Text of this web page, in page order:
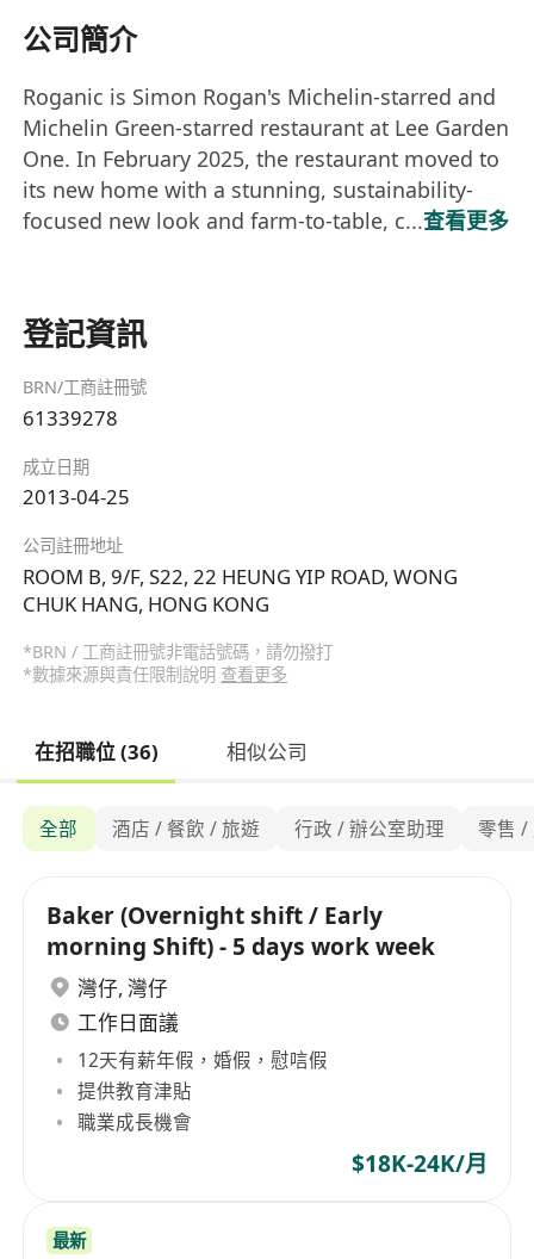
公司簡介
Roganic is Simon Rogan's Michelin-starred and
Michelin Green-starred restaurant at Lee Garden
One. In February 2025, the restaurant moved to
its new home with a stunning, sustainability-
focused new look and farm-to-table, c...查看更多
登記資訊
BRN/工商註冊號
61339278
成立日期
2013-04-25
公司註冊地址
ROOM B, 9/F, S22, 22 HEUNG YIP ROAD, WONG
CHUK HANG, HONG KONG
*BRN / 工商註冊號非電話號碼，請勿撥打
*數據來源與責任限制說明 查看更多
在招職位 (36) 相似公司
全部 酒店 / 餐飲 / 旅遊 行政 / 辦公室助理 零售 /
Baker (Overnight shift / Early
morning Shift) - 5 days work week
灣仔, 灣仔
工作日面議
12天有薪年假，婚假，慰唁假
提供教育津貼
職業成長機會
$18K-24K/月
最新